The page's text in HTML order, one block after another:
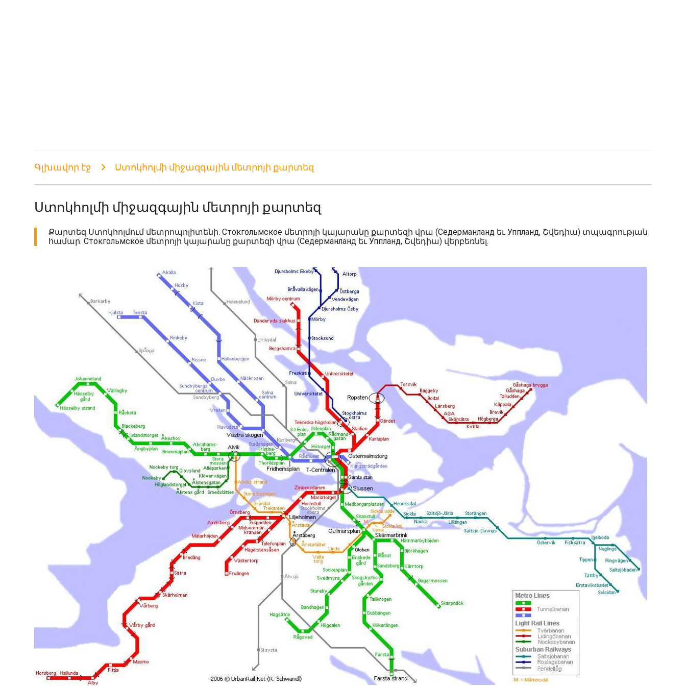
Գլխավոր էջ Ստոկհոլմի միջազգային մետրոյի քարտեզ
Ստոկհոլմի միջազգային մետրոյի քարտեզ
Քարտեզ Ստոկհոլմում մետրոպոլիտենի. Стокгольмское մետրոյի կայարանը քարտեզի վրա (Седерманланд եւ Уппланд, Շվեդիա) տպագրության
համար. Стокгольмское մետրոյի կայարանը քարտեզի վրա (Седерманланд եւ Уппланд, Շվեդիա) վերբեռնել.